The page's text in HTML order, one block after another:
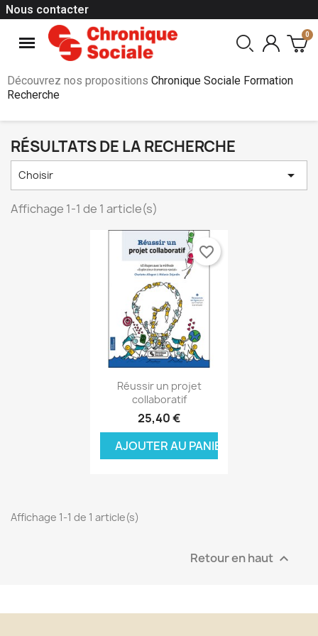
Nous contacter
Découvrez nos propositions Chronique Sociale Formation
Recherche
RÉSULTATS DE LA RECHERCHE
Choisir 
Affichage 1-1 de 1 article(s)
Aperçu rapide
Réussir un projet
collaboratif
25,40 €
AJOUTER AU PANIER
favorite_border
Affichage 1-1 de 1 article(s)
Retour en haut 